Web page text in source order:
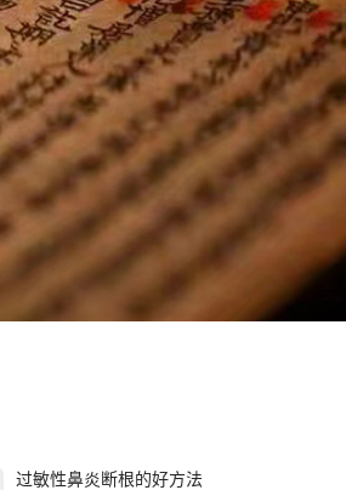
过敏性鼻炎断根的好方法